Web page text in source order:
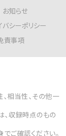
お知らせ
バシーポリシー
責事項
相当性、その他一
、収録時点のもの
ご確認ください。